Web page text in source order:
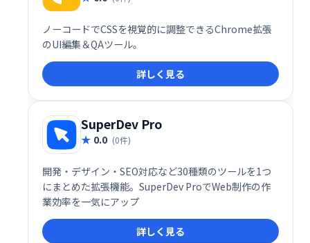
ノーコードでCSSを視覚的に調整できるChrome拡張
のUI編集＆QAツール。
詳しく見る
SuperDev Pro
0.0 (0件)
開発・デザイン・SEO対応など30種類のツールを1つ
にまとめた拡張機能。SuperDev ProでWeb制作の作
業効率を一気にアップ
詳しく見る